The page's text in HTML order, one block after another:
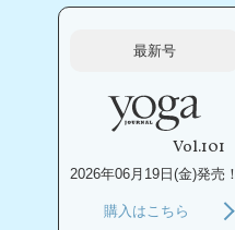
最新号
Vol.101
2026年06月19日(金)発売！
購入はこちら